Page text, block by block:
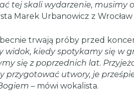
tej skali wydarzenie, musimy
Marek Urbanowicz z Wrocław
trwają próby przed
widok, kiedy spotykamy się w
się z poprzednich lat.
przygotować utwory, je
– mówi wokalista.